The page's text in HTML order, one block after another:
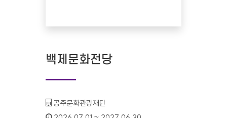
백제문화전당
기관명 :
공주문화관광재단